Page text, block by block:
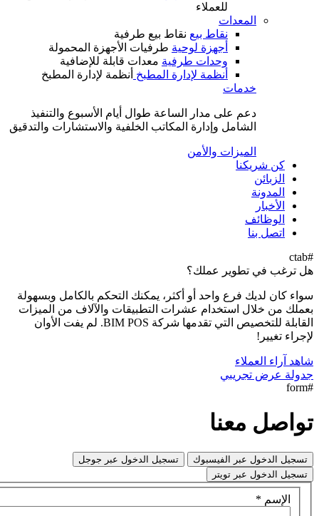
نقاط بيع طرفية
طرفيات الأجهزة المحمولة
معدات قابلة للإضافية
أنظمة لإدارة المطبخأنظمة لإدارة المطبخ
مدار الساعة طوال أيام الأسبوع والتنفيذ
وإدارة المكاتب الخلفية والاستشارات والتدقيق
عملك؟
أو أكثر، يمكنك التحكم بالكامل وبسهولة
عشرات التطبيقات والآلاف من الميزات
القابلة للتخصيص التي تقدمها شركة BIM POS. لم يفت الأوان
تسجيل الدخول عبر جوجل